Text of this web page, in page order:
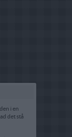
i en
det stå